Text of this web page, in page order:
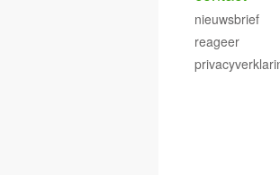
nieuwsbrief
reageer